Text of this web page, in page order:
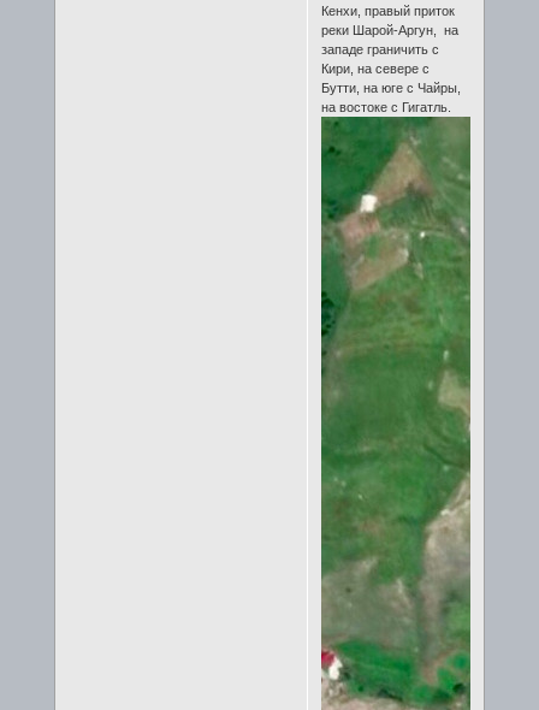
Кенхи, правый приток
реки Шарой-Аргун, на
западе граничить с
Кири, на севере с
Бутти, на юге с Чайры,
на востоке с Гигатль.